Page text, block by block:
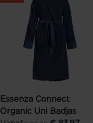
Essenza Connect
Organic Uni Badjas